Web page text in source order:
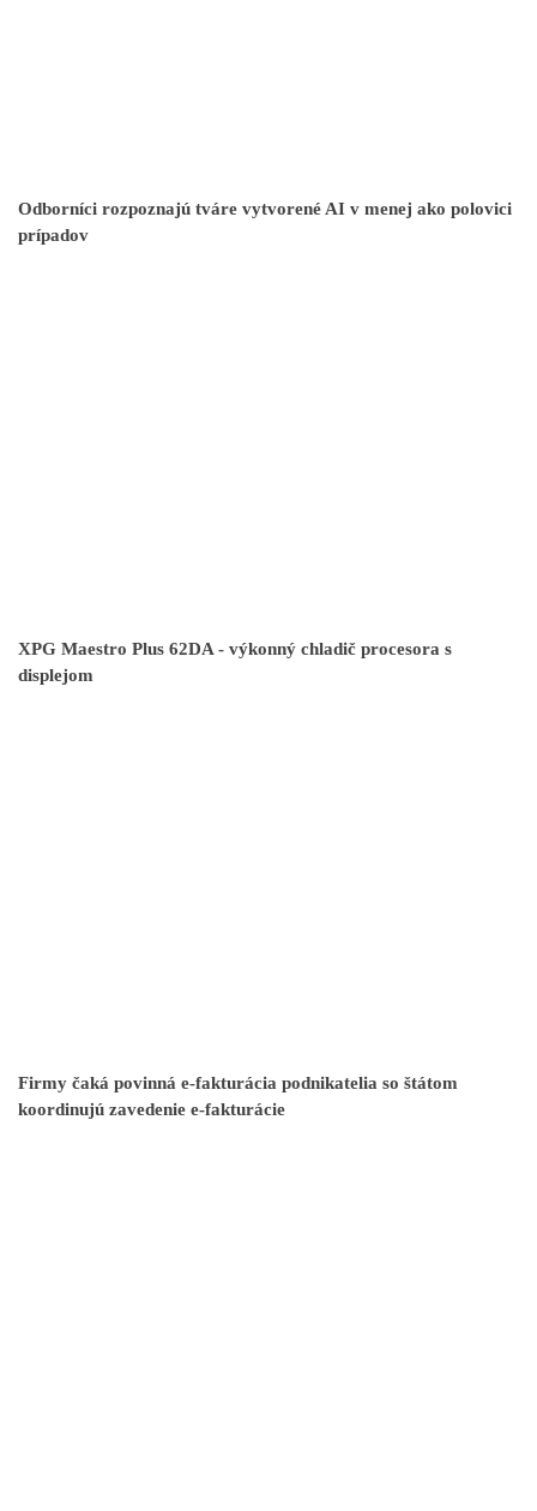
Odborníci rozpoznajú tváre vytvorené AI v menej ako polovici
prípadov
XPG Maestro Plus 62DA - výkonný chladič procesora s
displejom
Firmy čaká povinná e-fakturácia podnikatelia so štátom
koordinujú zavedenie e-fakturácie